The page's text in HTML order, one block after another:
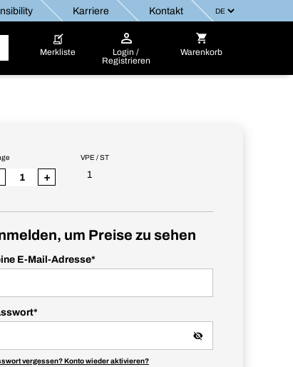
Karriere Kontakt
Merkliste
Login /
Registrieren
Warenkorb
VPE / ST
1
+
um Preise zu sehen
E-Mail-Adresse*
*
vergessen? Konto wieder aktivieren?